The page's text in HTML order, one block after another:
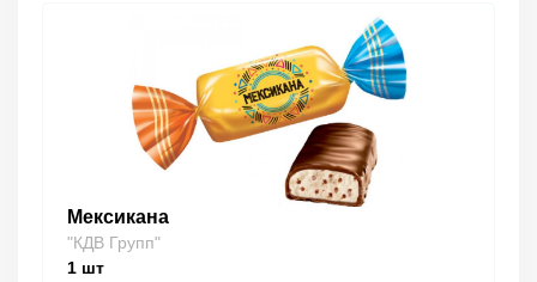
Мексикана
"КДВ Групп"
1 шт